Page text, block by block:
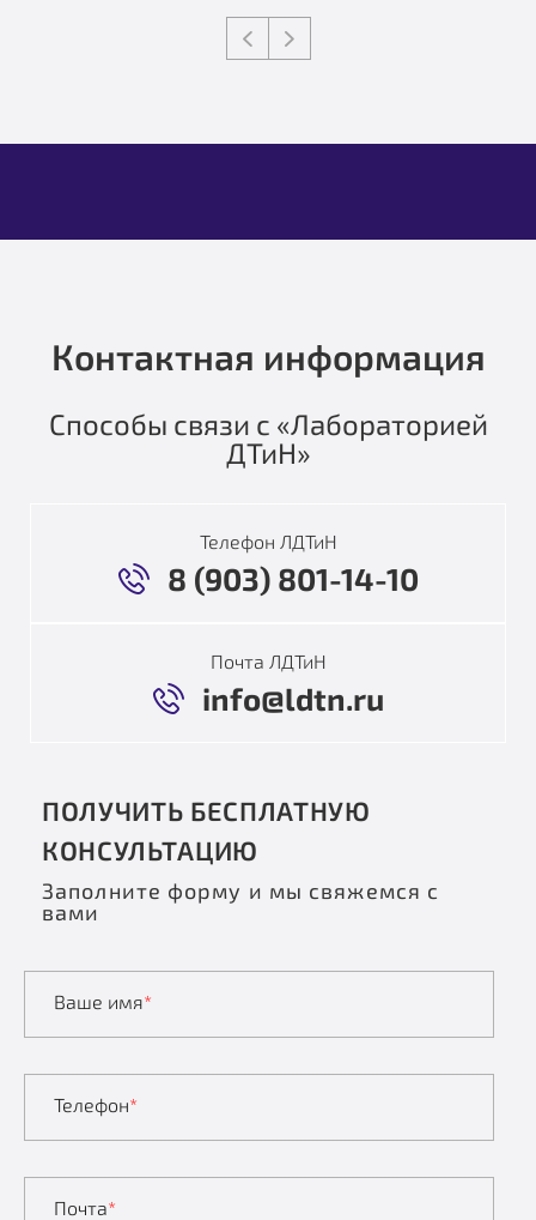
Контактная информация
Способы связи с «Лабораторией
ДТиН»
Телефон ЛДТиН
8 (903) 801-14-10
Почта ЛДТиН
info@ldtn.ru
ПОЛУЧИТЬ БЕСПЛАТНУЮ
КОНСУЛЬТАЦИЮ
Заполните форму и мы свяжемся с
вами
Ваше имя*
Телефон*
Почта*